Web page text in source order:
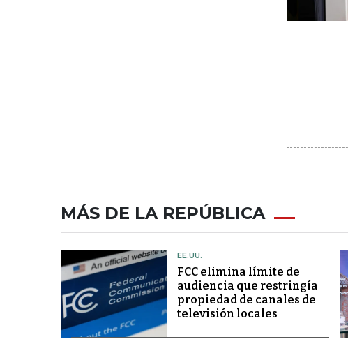
MÁS DE LA REPÚBLICA
EE.UU.
FCC elimina límite de
audiencia que restringía
propiedad de canales de
televisión locales